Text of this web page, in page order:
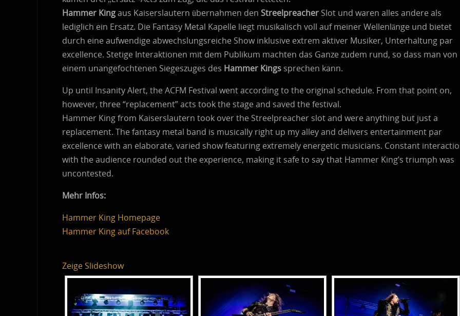
Hammer Kingaus Kaiserslautern übernahmen den Streelpreacher Slot und waren alles andere als
lediglich ein Ersatz. Die Fantasy Metal Kapelle liegt musikalisch voll auf meiner Wellenlänge und bietet
durch eine aufwendige abwechslungsreiche Show inklusive extrem aktiver Musiker, Unterhaltung par
excellence. Stetige Interaktionen mit dem Publikum machten das Ganze zudem rund, so dass man von
einem unangefochtenen Siegeszuges des Hammer Kings sprechen kann.
Up until Insanity Alert, the ACFM Festival went according to the original schedule. From that point on,
however, three “replacement” acts took the stage and saved the festival.
Hammer King from Kaiserslautern took over the Streelpreacher slot and were anything but just a
replacement. The fantasy metal band is musically right up my alley and delivers entertainment par
excellence with an elaborate, varied show featuring extremely energetic musicians. Constant
with the audience rounded out the experience, making it safe to say that Hammer King’s triumph was
uncontested.
Mehr Infos:
Hammer King Homepage
Hammer King auf Facebook
Zeige Slideshow